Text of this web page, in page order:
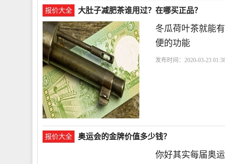
报价大全 大肚子减肥茶谁用过？在哪买正品？
冬瓜荷叶茶就能
便的功能
发布时间：2020-03-23
报价大全 奥运会的金牌价值多少钱？
你好其实每届奥